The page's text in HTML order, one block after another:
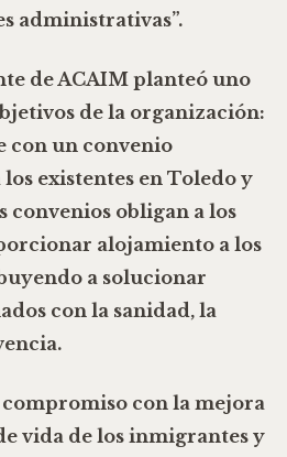
administrativas”.
de ACAIM planteó uno
de la organización:
con un convenio
existentes en Toledo y
convenios obligan a los
alojamiento a los
a solucionar
con la sanidad, la
con la mejora
vida de los inmigrantes y